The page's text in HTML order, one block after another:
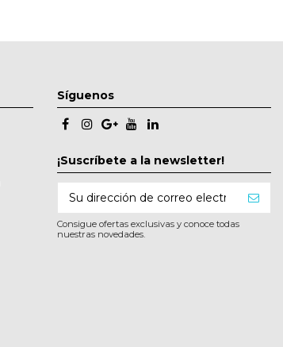
Síguenos
¡Suscríbete a la newsletter!
Consigue ofertas exclusivas y conoce todas
nuestras novedades.